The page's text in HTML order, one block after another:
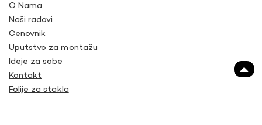
O Nama
Naši radovi
Cenovnik
Uputstvo za montažu
Ideje za sobe
Kontakt
Folije za stakla